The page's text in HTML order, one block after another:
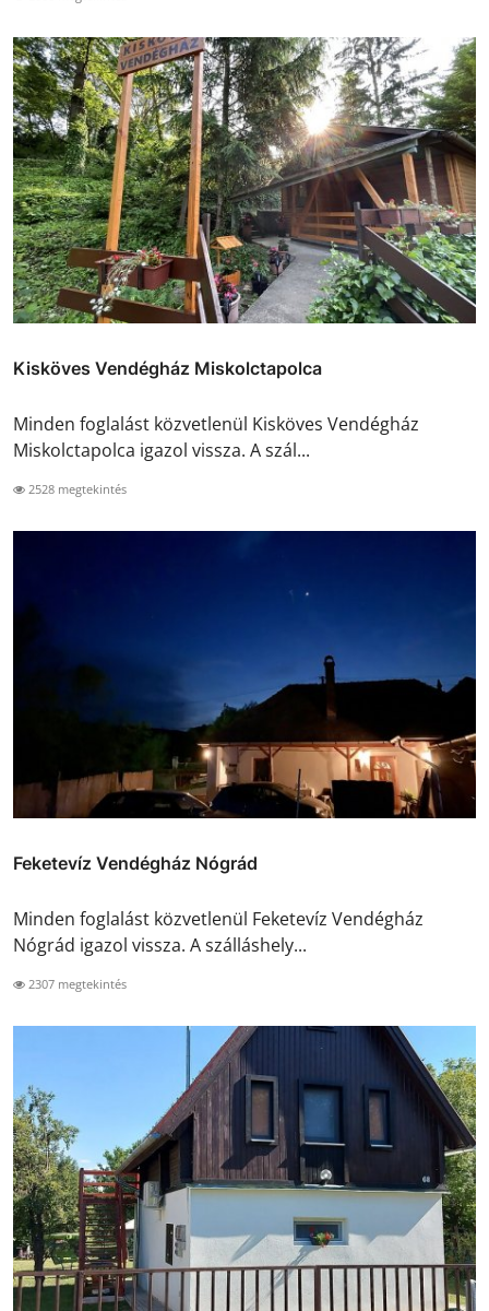
Kisköves Vendégház Miskolctapolca
Minden foglalást közvetlenül Kisköves Vendégház
Miskolctapolca igazol vissza. A szál...
2528 megtekintés
Feketevíz Vendégház Nógrád
Minden foglalást közvetlenül Feketevíz Vendégház
Nógrád igazol vissza. A szálláshely...
2307 megtekintés